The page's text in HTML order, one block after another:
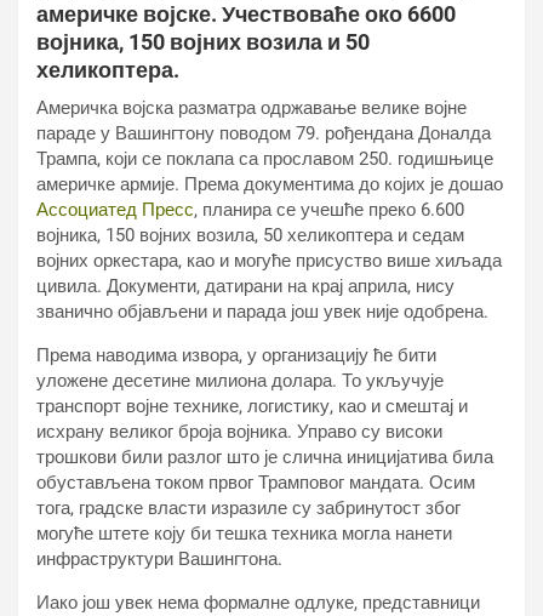
америчке војске. Учествоваће око 6600
војника, 150 војних возила и 50
хеликоптера.
Америчка војска разматра одржавање велике војне
параде у Вашингтону поводом 79. рођендана Доналда
Трампа, који се поклапа са прославом 250. годишњице
америчке армије. Према документима до којих је дошао
Ассоциатед Пресс, планира се учешће преко 6.600
војника, 150 војних возила, 50 хеликоптера и седам
војних оркестара, као и могуће присуство више хиљада
цивила. Документи, датирани на крај априла, нису
званично објављени и парада још увек није одобрена.
Према наводима извора, у организацију ће бити
уложене десетине милиона долара. То укључује
транспорт војне технике, логистику, као и смештај и
исхрану великог броја војника. Управо су високи
трошкови били разлог што је слична иницијатива била
обустављена током првог Трамповог мандата. Осим
тога, градске власти изразиле су забринутост због
могуће штете коју би тешка техника могла нанети
инфраструктури Вашингтона.
Иако још увек нема формалне одлуке, представници